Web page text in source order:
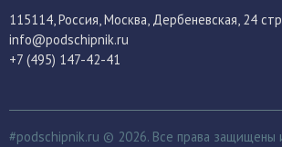
115114 , Россия, Москва, Дербеневская, 24
info@podschipnik.ru
+7 (495) 147-42-41
#podschipnik.ru © 2026. Все права защищены